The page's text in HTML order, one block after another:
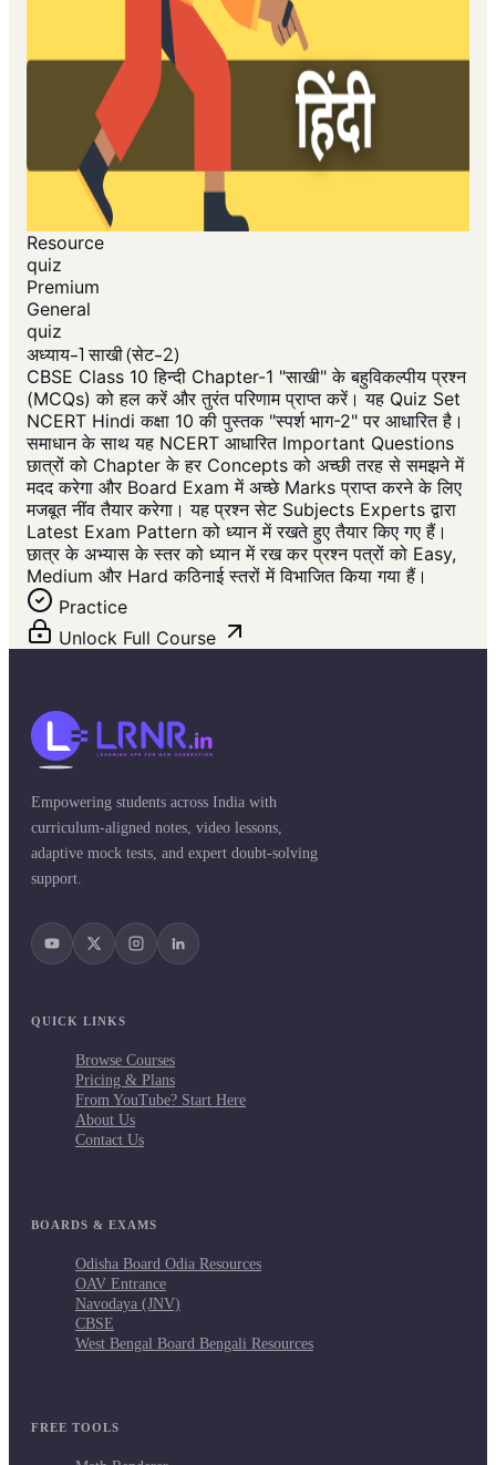
Resource
quiz
Premium
General
quiz
अध्याय-1 साखी (सेट-2)
CBSE Class 10 हिन्दी Chapter-1 "साखी" के बहुविकल्पीय प्रश्न
(MCQs) को हल करें और तुरंत परिणाम प्राप्त करें। यह Quiz Set
NCERT Hindi कक्षा 10 की पुस्तक "स्पर्श भाग-2" पर आधारित है।
समाधान के साथ यह NCERT आधारित Important Questions
छात्रों को Chapter के हर Concepts को अच्छी तरह से समझने में
मदद करेगा और Board Exam में अच्छे Marks प्राप्त करने के लिए
मजबूत नींव तैयार करेगा। यह प्रश्न सेट Subjects Experts द्वारा
Latest Exam Pattern को ध्यान में रखते हुए तैयार किए गए हैं।
छात्र के अभ्यास के स्तर को ध्यान में रख कर प्रश्न पत्रों को Easy,
Medium और Hard कठिनाई स्तरों में विभाजित किया गया हैं।
Practice
Unlock Full Course
Empowering students across India with
curriculum-aligned notes, video lessons,
adaptive mock tests, and expert doubt-solving
support.
QUICK LINKS
Browse Courses
Pricing & Plans
From YouTube? Start Here
About Us
Contact Us
BOARDS & EXAMS
Odisha Board Odia Resources
OAV Entrance
Navodaya (JNV)
CBSE
West Bengal Board Bengali Resources
FREE TOOLS